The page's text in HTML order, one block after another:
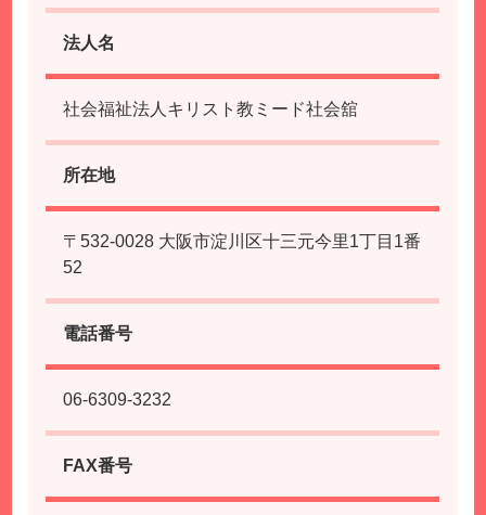
法人名
社会福祉法人キリスト教ミード社会舘
所在地
〒532-0028 大阪市淀川区十三元今里1丁目1番
52
電話番号
06-6309-3232
FAX番号